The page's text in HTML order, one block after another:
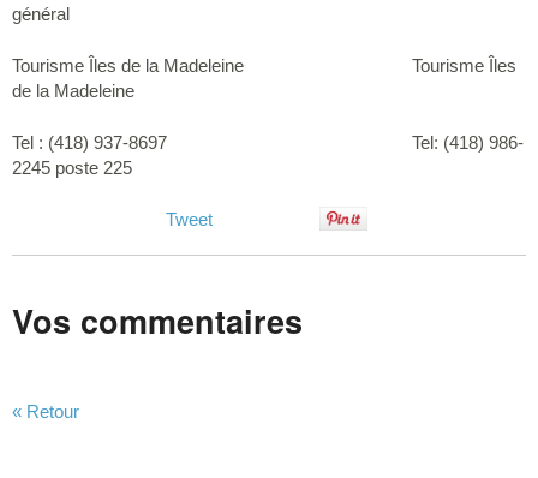
général
Tourisme Îles de la Madeleine Tourisme Îles
de la Madeleine
Tel : (418) 937-8697 Tel: (418) 986-
2245 poste 225
Tweet
Vos commentaires
« Retour